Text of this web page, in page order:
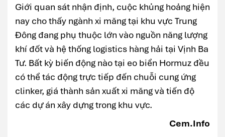
Giới quan sát nhận định, cuộc khủng hoảng hiện
nay cho thấy ngành xi măng tại khu vực Trung
Đông đang phụ thuộc lớn vào nguồn năng lượng
khí đốt và hệ thống logistics hàng hải tại Vịnh Ba
Tư. Bất kỳ biến động nào tại eo biển Hormuz đều
có thể tác động trực tiếp đến chuỗi cung ứng
clinker, giá thành sản xuất xi măng và tiến độ
các dự án xây dựng trong khu vực.
Cem.Info